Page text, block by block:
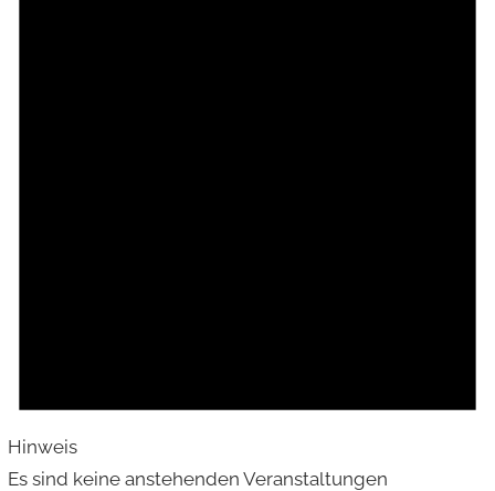
Hinweis
Es sind keine anstehenden Veranstaltungen